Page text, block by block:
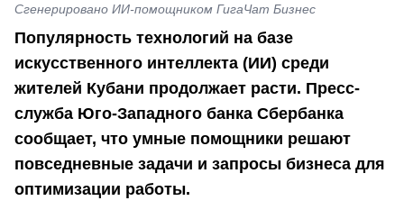
Сгенерировано ИИ-помощником ГигаЧат Бизнес
Популярность технологий на базе
искусственного интеллекта (ИИ) среди
жителей Кубани продолжает расти. Пресс-
служба Юго-Западного банка Сбербанка
сообщает, что умные помощники решают
повседневные задачи и запросы бизнеса для
оптимизации работы.